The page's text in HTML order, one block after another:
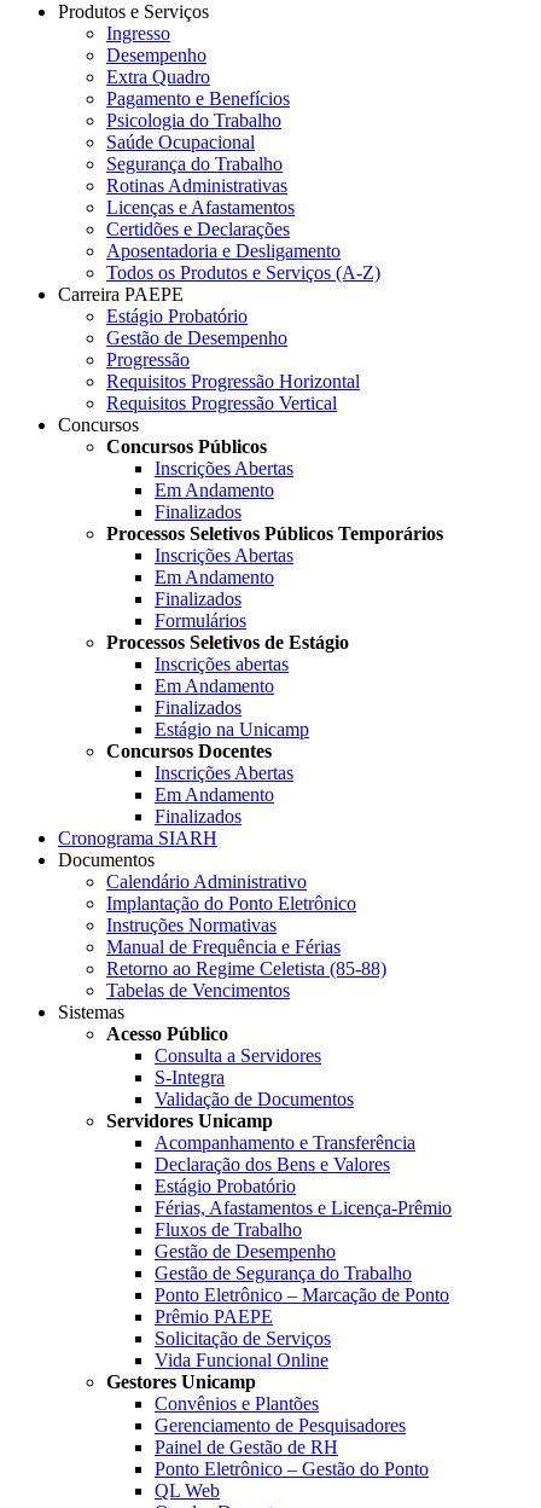
Produtos e Serviços
Ingresso
Desempenho
Extra Quadro
Pagamento e Benefícios
Psicologia do Trabalho
Saúde Ocupacional
Segurança do Trabalho
Rotinas Administrativas
Licenças e Afastamentos
Certidões e Declarações
Aposentadoria e Desligamento
Todos os Produtos e Serviços (A-Z)
Carreira PAEPE
Estágio Probatório
Gestão de Desempenho
Progressão
Requisitos Progressão Horizontal
Requisitos Progressão Vertical
Concursos
Concursos Públicos
Inscrições Abertas
Em Andamento
Finalizados
Processos Seletivos Públicos Temporários
Inscrições Abertas
Em Andamento
Finalizados
Formulários
Processos Seletivos de Estágio
Inscrições abertas
Em Andamento
Finalizados
Estágio na Unicamp
Concursos Docentes
Inscrições Abertas
Em Andamento
Finalizados
Cronograma SIARH
Documentos
Calendário Administrativo
Implantação do Ponto Eletrônico
Instruções Normativas
Manual de Frequência e Férias
Retorno ao Regime Celetista (85-88)
Tabelas de Vencimentos
Sistemas
Acesso Público
Consulta a Servidores
S-Integra
Validação de Documentos
Servidores Unicamp
Acompanhamento e Transferência
Declaração dos Bens e Valores
Estágio Probatório
Férias, Afastamentos e Licença-Prêmio
Fluxos de Trabalho
Gestão de Desempenho
Gestão de Segurança do Trabalho
Ponto Eletrônico – Marcação de Ponto
Prêmio PAEPE
Solicitação de Serviços
Vida Funcional Online
Gestores Unicamp
Convênios e Plantões
Gerenciamento de Pesquisadores
Painel de Gestão de RH
Ponto Eletrônico – Gestão do Ponto
QL Web